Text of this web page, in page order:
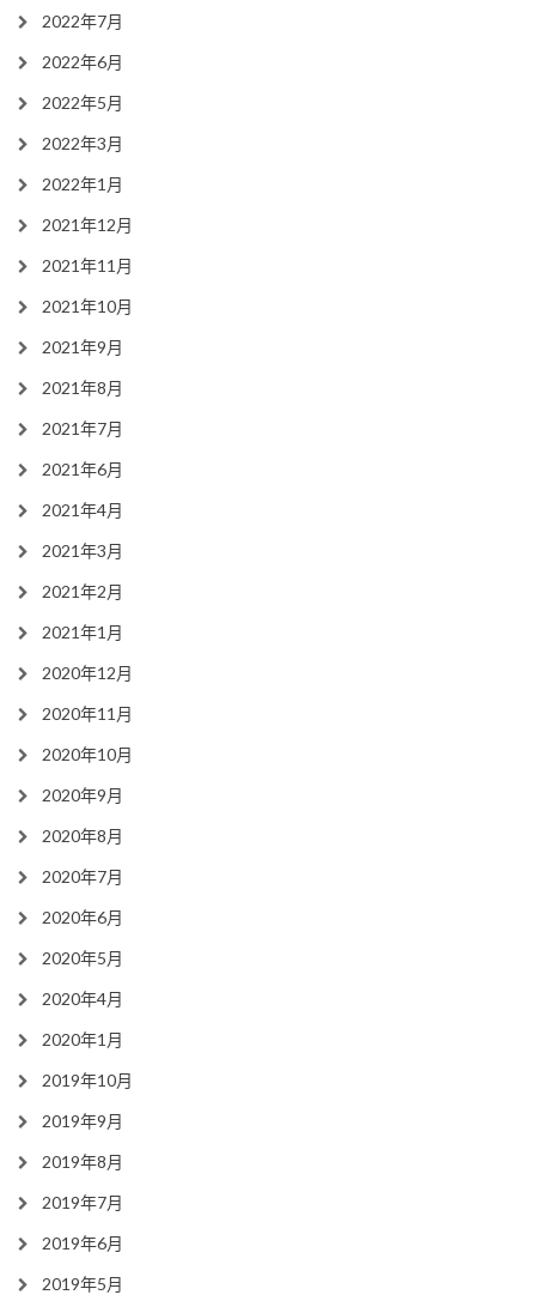
2022年7月
2022年6月
2022年5月
2022年3月
2022年1月
2021年12月
2021年11月
2021年10月
2021年9月
2021年8月
2021年7月
2021年6月
2021年4月
2021年3月
2021年2月
2021年1月
2020年12月
2020年11月
2020年10月
2020年9月
2020年8月
2020年7月
2020年6月
2020年5月
2020年4月
2020年1月
2019年10月
2019年9月
2019年8月
2019年7月
2019年6月
2019年5月